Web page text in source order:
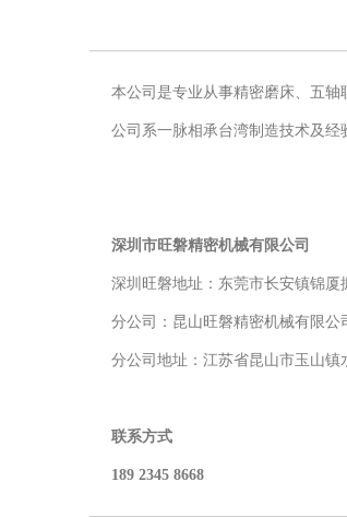
本公司是专业从事精密磨床、五轴
公司系一脉相承台湾制造技术及经
深圳市旺磐精密机械有限公司
深圳旺磐地址：东莞市长安镇锦厦
分公司：昆山旺磐精密机械有限公
分公司地址：江苏省昆山市玉山镇
联系方式
189 2345 8668